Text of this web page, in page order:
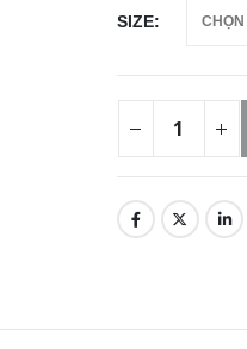
SIZE
out of 5
550.000